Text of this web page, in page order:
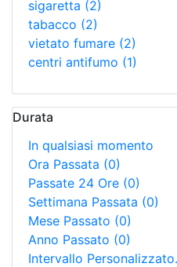
sigaretta (2)
tabacco (2)
vietato fumare (2)
centri antifumo (1)
Durata
In qualsiasi momento
Ora Passata (0)
Passate 24 Ore (0)
Settimana Passata (0)
Mese Passato (0)
Anno Passato (0)
Intervallo